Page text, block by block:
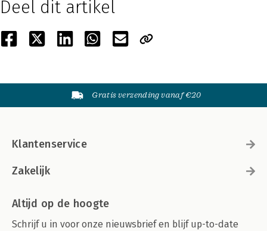
Deel dit artikel
Gratis verzending vanaf €20
Klantenservice
Zakelijk
Altijd op de hoogte
Schrijf u in voor onze nieuwsbrief en blijf up-to-date